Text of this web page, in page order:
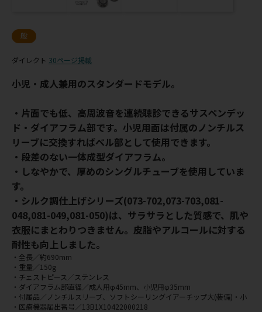
般
ダイレクト 30ページ掲載
小児・成人兼用のスタンダードモデル。
・片面でも低、高周波音を連続聴診できるサスペンデッ
ド・ダイアフラム部です。小児用面は付属のノンチルス
リーブに交換すればベル部として使用できます。
・段差のない一体成型ダイアフラム。
・しなやかで、厚めのシングルチューブを使用していま
す。
・シルク調仕上げシリーズ(073-702,073-703,081-
048,081-049,081-050)は、サラサラとした質感で、肌や
衣服にまとわりつきません。皮脂やアルコールに対する
耐性も向上しました。
・全長／約690mm
・重量／150g
・チェストピース／ステンレス
・ダイアフラム部直径／成人用φ45mm、小児用φ35mm
・付属品／ノンチルスリーブ、ソフトシーリングイアーチップ大(装備)・小
・医療機器届出番号／13B1X10422000218